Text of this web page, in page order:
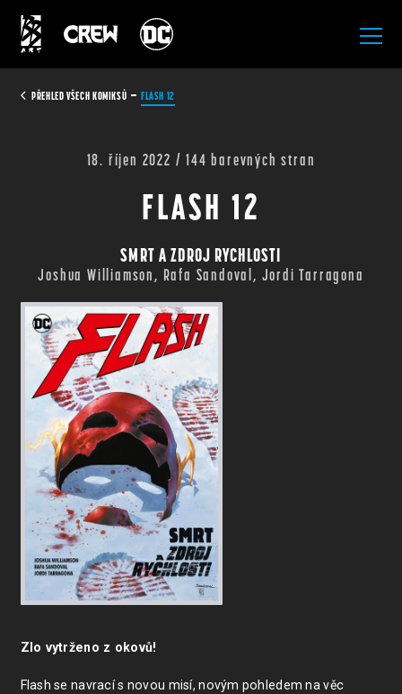
PŘEHLED VŠECH KOMIKSŮ FLASH 12
18. říjen 2022 / 144 barevných stran
FLASH 12
SMRT A ZDROJ RYCHLOSTI
Joshua Williamson, Rafa Sandoval, Jordi Tarragona
Zlo vytrženo z okovů!
Flash se navrací s novou misí, novým pohledem na věc